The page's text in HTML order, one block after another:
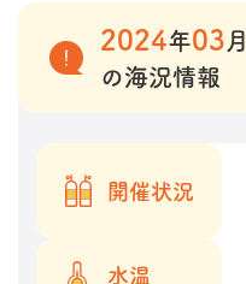
2024年03 月
の海況情報
開催状況
水温